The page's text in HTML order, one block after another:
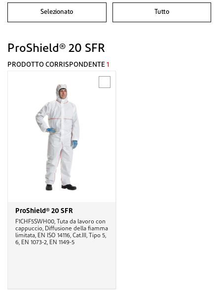
Selezionato Tutto
ProShield® 20 SFR
PRODOTTO CORRISPONDENTE 1
ProShield® 20 SFR
F1CHF5SWH00, Tuta da lavoro con
cappuccio, Diffusione della fiamma
limitata, EN ISO 14116, Cat.III, Tipo 5,
6, EN 1073-2, EN 1149-5